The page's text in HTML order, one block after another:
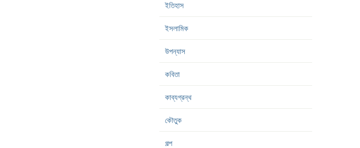
ইতিহাস
ইসলামিক
উপন্যাস
কবিতা
কাব্যগ্রন্থ
কৌতুক
গল্প